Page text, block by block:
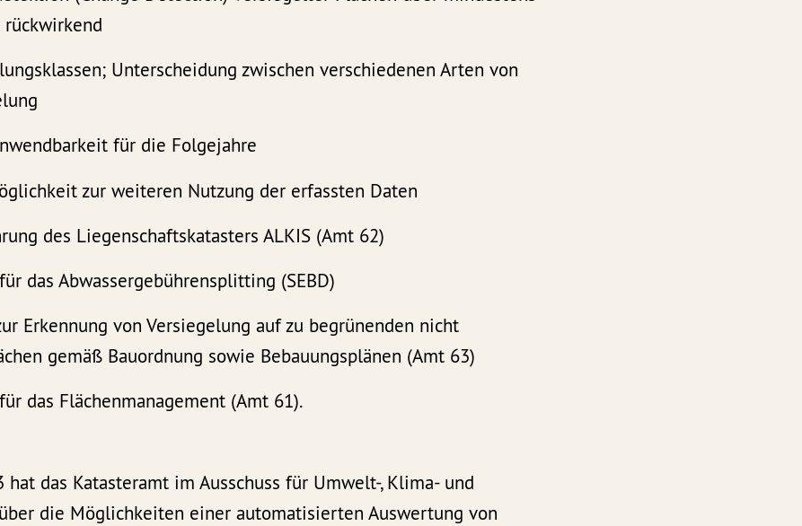
rückwirkend
Unterscheidung zwischen verschiedenen Arten von
für die Folgejahre
zur weiteren Nutzung der erfassten Daten
des Liegenschaftskatasters ALKIS (Amt 62)
das Abwassergebührensplitting (SEBD)
Erkennung von Versiegelung auf zu begrünenden nicht
gemäß Bauordnung sowie Bebauungsplänen (Amt 63)
das Flächenmanagement (Amt 61).
hat das Katasteramt im Ausschuss für Umwelt-, Klima- und
die Möglichkeiten einer automatisierten Auswertung von